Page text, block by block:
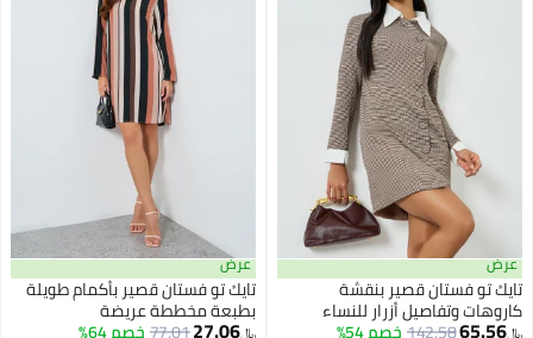
عرض
تايك تو فستان قصير بنقشة
كاروهات وتفاصيل أزرار للنساء
﷼‏65.56
142.58خصم 54%
عرض
تايك تو فستان قصير بأكمام طويلة
بطبعة مخططة عريضة
﷼‏27.06
77.01خصم 64%